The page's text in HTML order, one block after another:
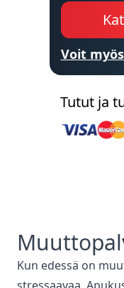
Voit
Tutut ja
Kun edessä on